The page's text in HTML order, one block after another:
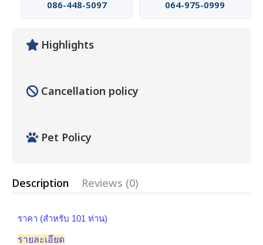
086-448-5097 064-975-0999
Highlights
Cancellation policy
Pet Policy
Description Reviews (0)
ราคา (สำหรับ 101 ท่าน)
รายละเอียด